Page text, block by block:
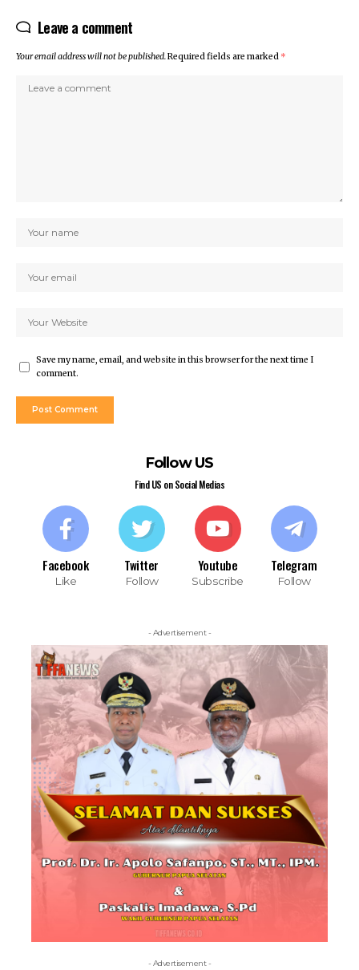
Leave a comment
Your email address will not be published.Required fields are marked *
Save my name, email, and website in this browser for the next time I
comment.
Follow US
Find US on Social Medias
Facebook
Like
Twitter
Follow
Youtube
Subscribe
Telegram
Follow
- Advertisement -
- Advertisement -